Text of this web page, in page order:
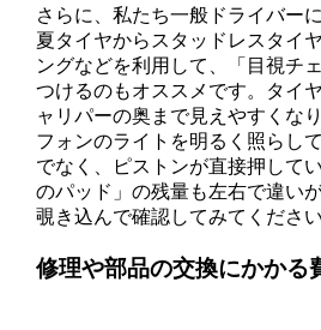
さらに、私たち一般ドライバー
夏タイヤからスタッドレスタイ
ングなどを利用して、「目視チ
つけるのもオススメです。タイ
ャリパーの奥まで見えやすくな
フォンのライトを明るく照らし
でなく、ピストンが直接押して
のパッド」の残量も左右で違い
覗き込んで確認してみてください
修理や部品の交換にかかる